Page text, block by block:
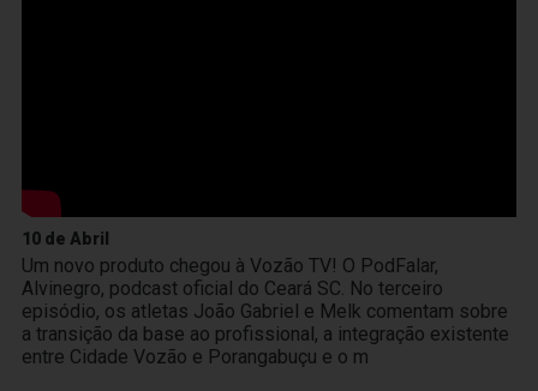
10 de Abril
Um novo produto chegou à Vozão TV! O PodFalar,
Alvinegro, podcast oficial do Ceará SC. No terceiro
episódio, os atletas João Gabriel e Melk comentam sobre
a transição da base ao profissional, a integração existente
entre Cidade Vozão e Porangabuçu e o m